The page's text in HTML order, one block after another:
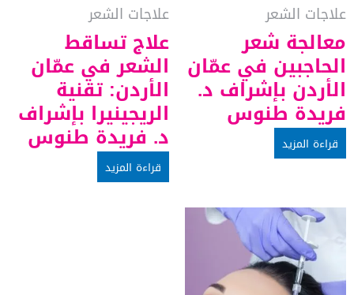
علاجات الشعر
معالجة شعر
الحاجبين في عمّان
الأردن بإشراف د.
فريدة طنوس
قراءة المزيد
علاجات الشعر
علاج تساقط
الشعر في عمّان
الأردن: تقنية
الريجينيرا بإشراف
د. فريدة طنوس
قراءة المزيد